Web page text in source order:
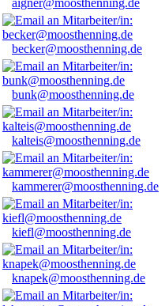
aigner@moosthenning.de
becker@moosthenning.de
bunk@moosthenning.de
kalteis@moosthenning.de
kammerer@moosthenning.de
kiefl@moosthenning.de
knapek@moosthenning.de